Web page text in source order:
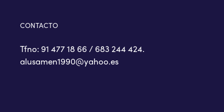
CONTACTO
Tfno: 91 477 18 66 / 683 244 424.
alusamen1990@yahoo.es